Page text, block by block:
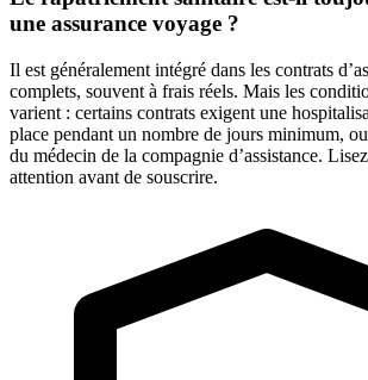
une assurance voyage ?
Il est généralement intégré dans les contrats
complets, souvent à frais réels. Mais les
varient : certains contrats exigent une
place pendant un nombre de jours minimum,
du médecin de la compagnie d’assistance.
attention avant de souscrire.